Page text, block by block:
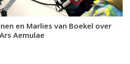
en Marlies van Boekel over
Aemulae